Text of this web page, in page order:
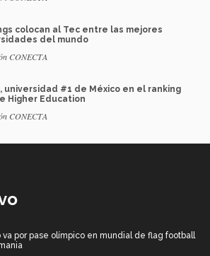
colocan al Tec entre las mejores
del mundo
CONECTA
universidad #1 de México en el ranking
Higher Education
CONECTA
va por pase olímpico en mundial de flag football